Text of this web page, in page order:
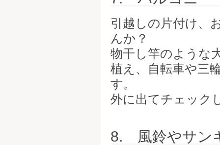
引越しの片付け、
んか？
物干し竿のような
植え、自転車や三
す。
外に出てチェック
8. 風鈴やサン